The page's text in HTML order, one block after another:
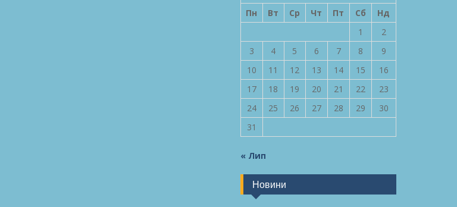
Пн
Вт Ср Чт Пт Сб
Нд
1
2
3
4 5 6 7 8
9
10
11 12 13 14 15
16
17
18 19 20 21 22
23
24
25 26 27 28 29
30
31
« Лип
Новини